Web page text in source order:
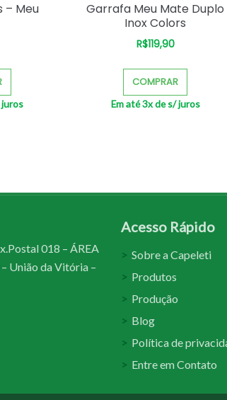
– Meu
Garrafa Meu Mate Duplo
Inox Colors
R$119,90
COMPRAR
Em até 3x des/ juros
018 – ÁREA
União da Vitória –
Acesso Rápido
Sobre a Capeleti
Produtos
Produção
Blog
Política de
Entre em Contato